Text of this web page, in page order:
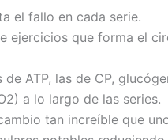
el fallo en cada serie.
ejercicios que forma el
ATP, las de CP,
a lo largo de las series.
tan increíble que